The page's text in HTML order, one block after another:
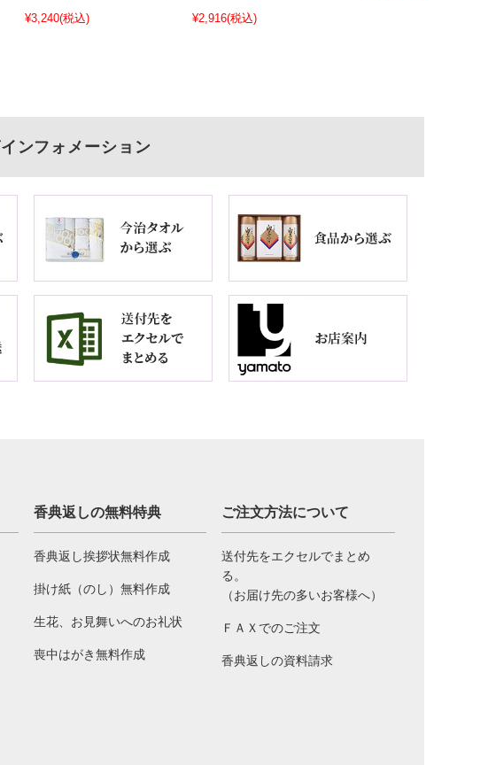
¥3,240(税込)
¥2,916(税込)
ンフォメーション
香典返しの無料特典
香典返し挨拶状無料作成
掛け紙（のし）無料作成
生花、お見舞いへのお礼状
喪中はがき無料作成
ご注文方法について
送付先をエクセルでまとめ
る。
（お届け先の多いお客様へ）
ＦＡＸでのご注文
香典返しの資料請求